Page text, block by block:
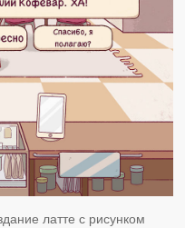
латте с рисунком